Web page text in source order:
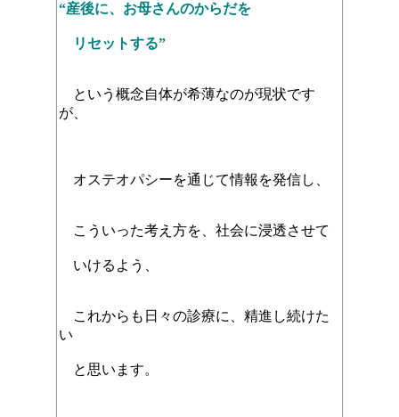
“産後に、お母さんのからだを
リセットする”
という概念自体が希薄なのが現状です
が、
オステオパシーを通じて情報を発信し、
こういった考え方を、社会に浸透させて
いけるよう、
これからも日々の診療に、精進し続けた
い
と思います。